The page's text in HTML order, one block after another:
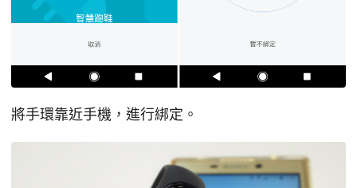
將手環靠近手機，進行綁定。